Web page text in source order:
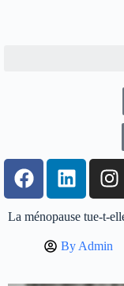
La ménopause tue-t-
ByAdmin